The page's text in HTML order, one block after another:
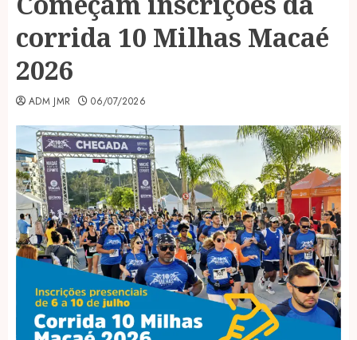
corrida 10 Milhas Macaé
2026
ADM JMR 06/07/2026